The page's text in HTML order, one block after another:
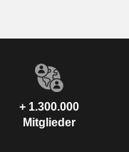
+ 1.300.000
Mitglieder